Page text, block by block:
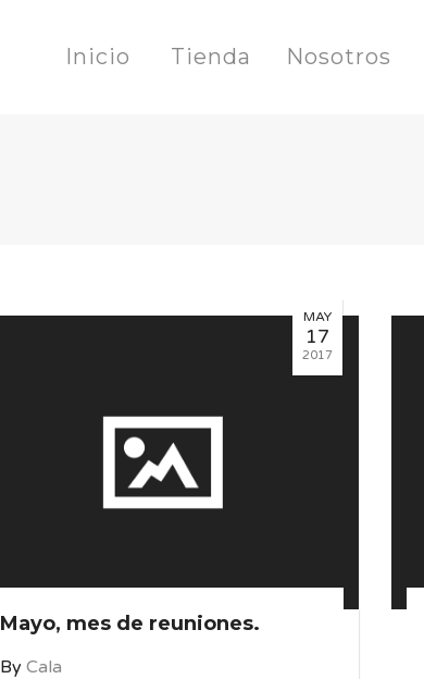
Inicio Tienda Nosotros
MAY
17
2017
Mayo, mes de reuniones.
By Cala